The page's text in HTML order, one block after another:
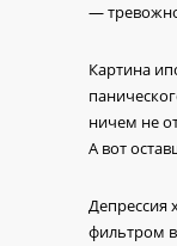
—
Картина
ничем не
А вот
Депрессия
фильтром